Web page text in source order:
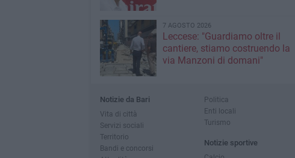
7 AGOSTO 2026
Leccese: "Guardiamo oltre il
cantiere, stiamo costruendo la
via Manzoni di domani"
Notizie da Bari
Vita di città
Servizi sociali
Territorio
Bandi e concorsi
Politica
Enti locali
Turismo
Notizie sportive